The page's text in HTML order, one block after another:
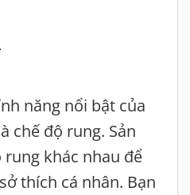
năng nổi bật của
chế độ rung. Sản
khác nhau để
thích cá nhân. Bạn